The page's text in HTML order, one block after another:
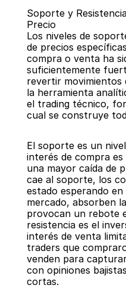
Regresar
Soporte y
Precio
Los niveles de
de precios
compra o venta ha
suficientemente
revertir movimientos
la herramienta
el trading técnico,
cual se construye
El soporte es un
interés de compra
una mayor caída de
cae al soporte, los
estado esperando
mercado, absorben
provocan un rebote
resistencia es el
interés de venta
traders que
venden para
con opiniones
cortas.